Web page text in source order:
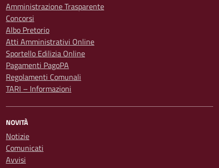
Amministrazione Trasparente
Concorsi
Albo Pretorio
Atti Amministrativi Online
Sportello Edilizia Online
Pagamenti PagoPA
Regolamenti Comunali
TARI – Informazioni
NOVITÀ
Notizie
Comunicati
Avvisi